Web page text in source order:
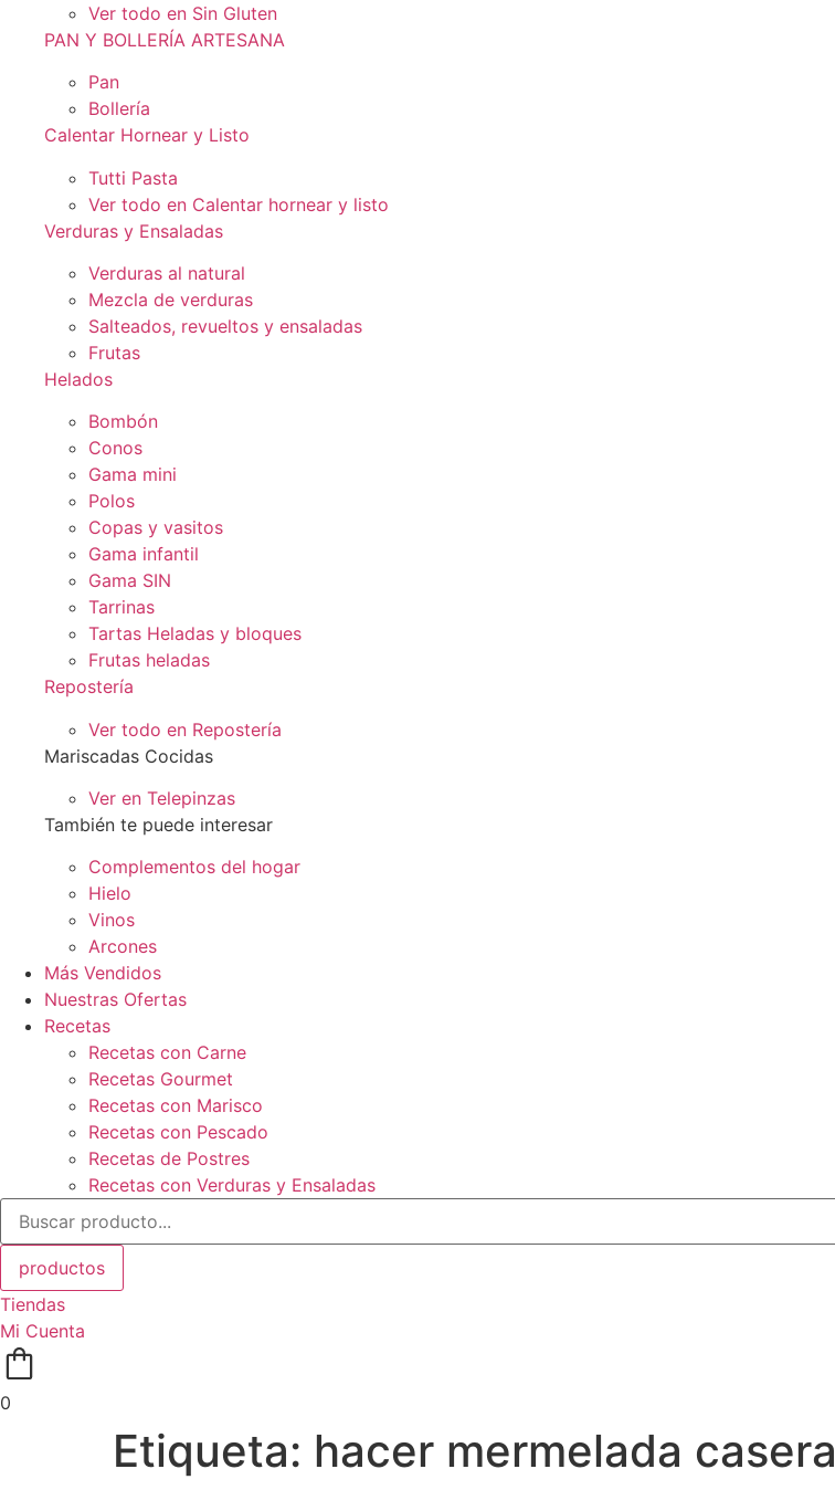
Ver todo en Sin Gluten
PAN Y BOLLERÍA ARTESANA
Pan
Bollería
Calentar Hornear y Listo
Tutti Pasta
Ver todo en Calentar hornear y listo
Verduras y Ensaladas
Verduras al natural
Mezcla de verduras
Salteados, revueltos y ensaladas
Frutas
Helados
Bombón
Conos
Gama mini
Polos
Copas y vasitos
Gama infantil
Gama SIN
Tarrinas
Tartas Heladas y bloques
Frutas heladas
Repostería
Ver todo en Repostería
Mariscadas Cocidas
Ver en Telepinzas
También te puede interesar
Complementos del hogar
Hielo
Vinos
Arcones
Más Vendidos
Nuestras Ofertas
Recetas
Recetas con Carne
Recetas Gourmet
Recetas con Marisco
Recetas con Pescado
Recetas de Postres
Recetas con Verduras y Ensaladas
Search
productos
Tiendas
Mi Cuenta
0
Etiqueta: hacer mermelada casera